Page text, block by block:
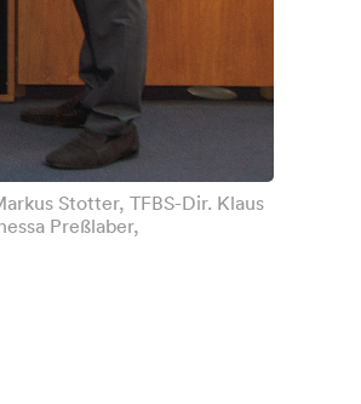
Stotter, TFBS-Dir. Klaus
Preßlaber,